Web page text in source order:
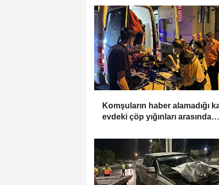
Komşuların haber alamadığı
evdeki çöp yığınları arasında